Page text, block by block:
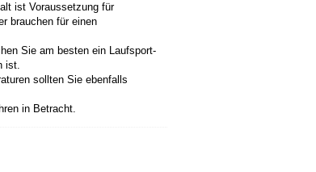
ist Voraussetzung für
brauchen für einen
Sie am besten ein Laufsport-
ist.
sollten Sie ebenfalls
in Betracht.